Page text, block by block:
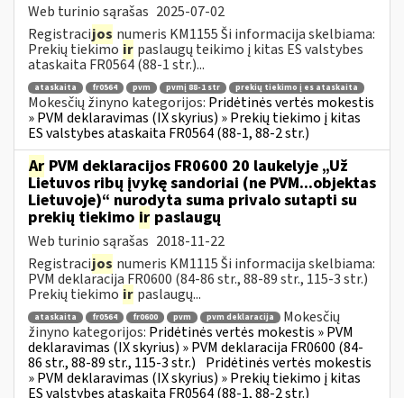
Web turinio sąrašas 2025-07-02
Registracijos numeris KM1155 Ši informacija skelbiama:
Prekių tiekimo ir paslaugų teikimo į kitas ES valstybes
ataskaita FR0564 (88-1 str.)...
ataskaita fr0564 pvm pvmį 88-1 str prekių tiekimo į es ataskaita
Mokesčių žinyno kategorijos: Pridėtinės vertės mokestis
» PVM deklaravimas (IX skyrius) » Prekių tiekimo į kitas
ES valstybes ataskaita FR0564 (88-1, 88-2 str.)
Ar PVM deklaracijos FR0600 20 laukelyje „Už
Lietuvos ribų įvykę sandoriai (ne PVM...objektas
Lietuvoje)“ nurodyta suma privalo sutapti su
prekių tiekimo ir paslaugų
Web turinio sąrašas 2018-11-22
Registracijos numeris KM1115 Ši informacija skelbiama:
PVM deklaracija FR0600 (84-86 str., 88-89 str., 115-3 str.)
Prekių tiekimo ir paslaugų...
ataskaita fr0564 fr0600 pvm pvm deklaracija
Mokesčių
žinyno kategorijos: Pridėtinės vertės mokestis » PVM
deklaravimas (IX skyrius) » PVM deklaracija FR0600 (84-
86 str., 88-89 str., 115-3 str.) Pridėtinės vertės mokestis
» PVM deklaravimas (IX skyrius) » Prekių tiekimo į kitas
ES valstybes ataskaita FR0564 (88-1, 88-2 str.)